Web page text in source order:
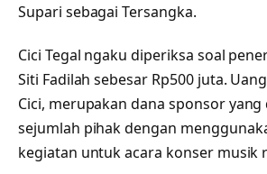
Supari sebagai Tersangka.
Cici Tegal ngaku diperiksa soal
Siti Fadilah sebesar Rp500 juta.
Cici, merupakan dana sponsor
sejumlah pihak dengan
kegiatan untuk acara konser musik